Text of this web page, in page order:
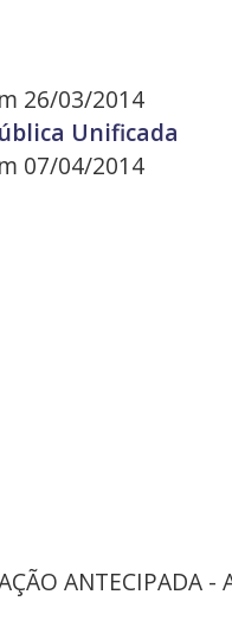
26/03/2014
Unificada
07/04/2014
ANTECIPADA -